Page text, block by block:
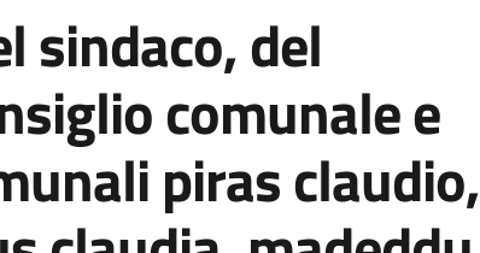
sindaco, del
comunale e
piras claudio,